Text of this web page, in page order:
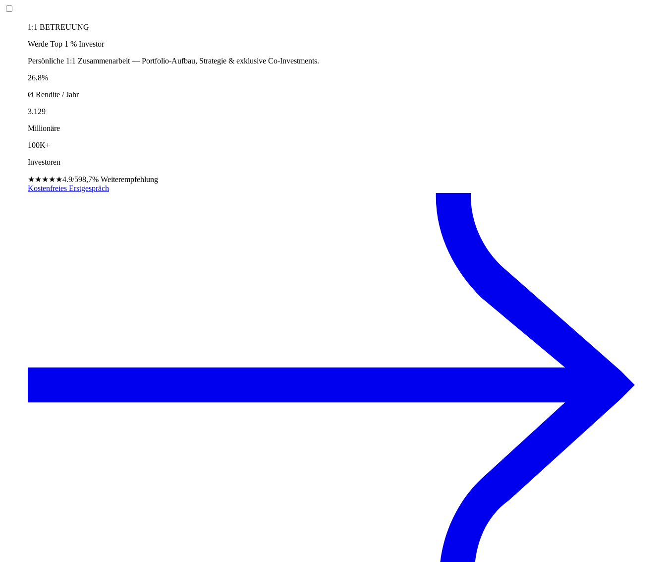
1:1 BETREUUNG
Werde Top 1 % Investor
Persönliche 1:1 Zusammenarbeit — Portfolio-Aufbau, Strategie & exklusive Co-Investments.
26,8%
Ø Rendite / Jahr
3.129
Millionäre
100K+
Investoren
★★★★★4.9/598,7% Weiterempfehlung
Kostenfreies Erstgespräch